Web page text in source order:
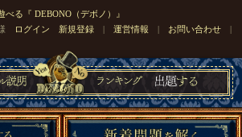
る『 DEBONO（デボノ）』
ログイン 新規登録 |運営情報 | お問い合わせ |